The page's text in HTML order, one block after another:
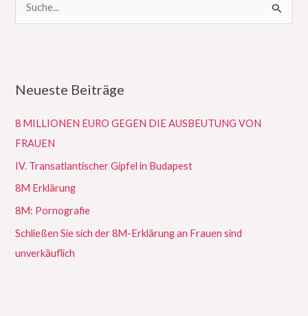
e
n
a
c
h
:
Neueste Beiträge
8 MILLIONEN EURO GEGEN DIE AUSBEUTUNG VON
FRAUEN
IV. Transatlantischer Gipfel in Budapest
8M Erklärung
8M: Pornografie
Schließen Sie sich der 8M-Erklärung an Frauen sind
unverkäuflich